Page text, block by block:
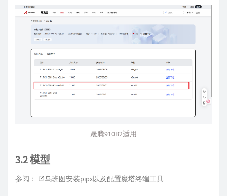
晟腾910B2适用
3.2 模型
参阅： 乌班图安装pipx以及配置魔塔终端工具